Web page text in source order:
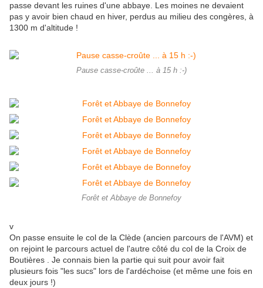
passe devant les ruines d'une abbaye. Les moines ne devaient
pas y avoir bien chaud en hiver, perdus au milieu des congères, à
1300 m d'altitude !
Pause casse-croûte ... à 15 h :-)
Forêt et Abbaye de Bonnefoy
v
On passe ensuite le col de la Clède (ancien parcours de l'AVM) et
on rejoint le parcours actuel de l'autre côté du col de la Croix de
Boutières . Je connais bien la partie qui suit pour avoir fait
plusieurs fois "les sucs" lors de l'ardéchoise (et même une fois en
deux jours !)